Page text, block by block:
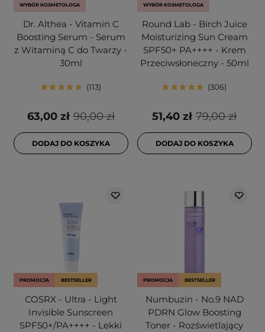
WYBÓR KOSMETOLOGA
Dr. Althea - Vitamin C
Boosting Serum - Serum
z Witaminą C do Twarzy -
30ml
113
90,00 zł
63,00 zł
DODAJ DO KOSZYKA
WYBÓR KOSMETOLOGA
Round Lab - Birch Juice
Moisturizing Sun Cream
SPF50+ PA++++ - Krem
Przeciwsłoneczny - 50ml
306
79,00 zł
51,40 zł
DODAJ DO KOSZYKA
PROMOCJA BESTSELLER
COSRX - Ultra - Light
Invisible Sunscreen
SPF50+/PA++++ - Lekki
PROMOCJA BESTSELLER
Numbuzin - No.9 NAD
PDRN Glow Boosting
Toner - Rozświetlający